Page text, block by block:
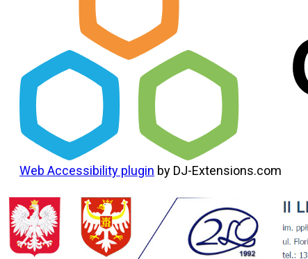
Web Accessibility plugin by DJ-Extensions.com